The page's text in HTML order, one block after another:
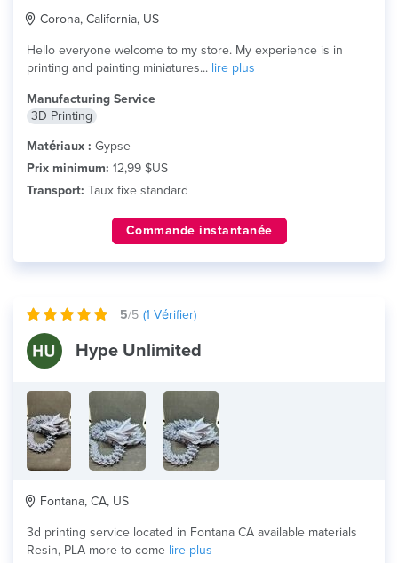
Corona, California, US
Hello everyone welcome to my store. My experience is in
printing and painting miniatures... lire plus
Manufacturing Service
3D Printing
Matériaux : Gypse
Prix minimum: 12,99 $US
Transport: Taux fixe standard
Commande instantanée
5/5 (1 Vérifier)
Hype Unlimited
Fontana, CA, US
3d printing service located in Fontana CA available materials
Resin, PLA more to come lire plus